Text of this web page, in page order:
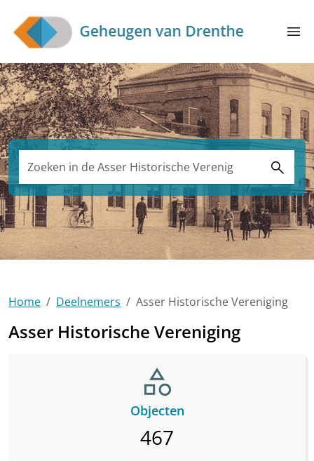
Skip to main content
menu
search
Home Deelnemers Asser Historische Vereniging
Asser Historische Vereniging
category
Objecten
467